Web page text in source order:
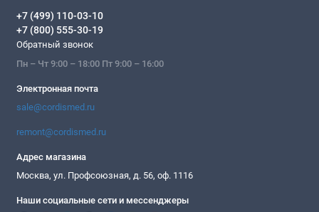
+7 (499) 110-03-10
+7 (800) 555-30-19
Обратный звонок
Пн – Чт 9:00 – 18:00 Пт 9:00 – 16:00
Электронная почта
sale@cordismed.ru
remont@cordismed.ru
Адрес магазина
Москва, ул. Профсоюзная, д. 56, оф. 1116
Наши социальные сети и мессенджеры